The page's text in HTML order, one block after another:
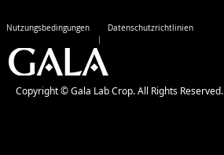
Nutzungsbedingungen Datenschutzrichtlinien
Copyright © Gala Lab Crop. All Rights Reserved.